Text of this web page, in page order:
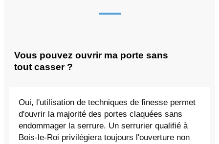
Vous pouvez ouvrir ma porte sans
tout casser ?
Oui, l'utilisation de techniques de finesse permet
d'ouvrir la majorité des portes claquées sans
endommager la serrure. Un serrurier qualifié à
Bois-le-Roi privilégiera toujours l'ouverture non